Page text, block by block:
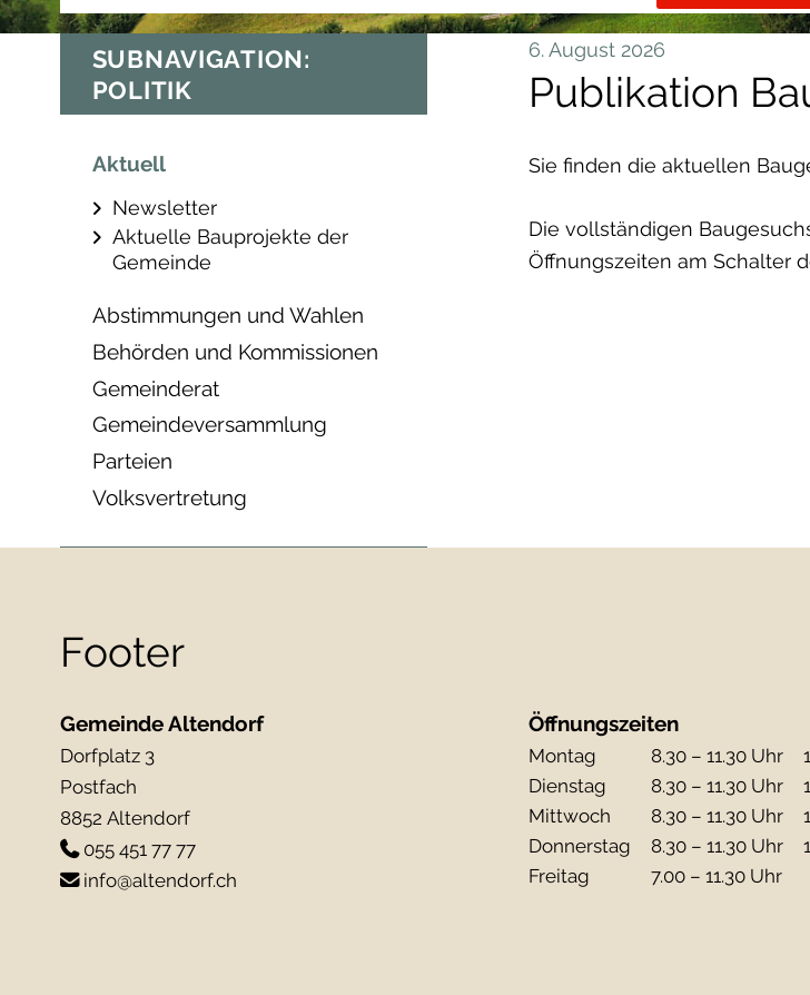
SUBNAVIGATION:
POLITIK
Aktuell
Newsletter
Aktuelle Bauprojekte der
Gemeinde
Abstimmungen und Wahlen
Behörden und Kommissionen
Gemeinderat
Gemeindeversammlung
Parteien
Volksvertretung
6. August 2026
Publikation
Sie finden die aktuellen
Die vollständigen
Öffnungszeiten am Schalter
Footer
Gemeinde Altendorf
Dorfplatz 3
Postfach
8852 Altendorf
055 451 77 77
info@altendorf.ch
Öffnungszeiten
Montag 8.30 – 11.30 Uhr
Dienstag 8.30 – 11.30 Uhr
Mittwoch 8.30 – 11.30 Uhr
Donnerstag 8.30 – 11.30 Uhr
Freitag 7.00 – 11.30 Uhr